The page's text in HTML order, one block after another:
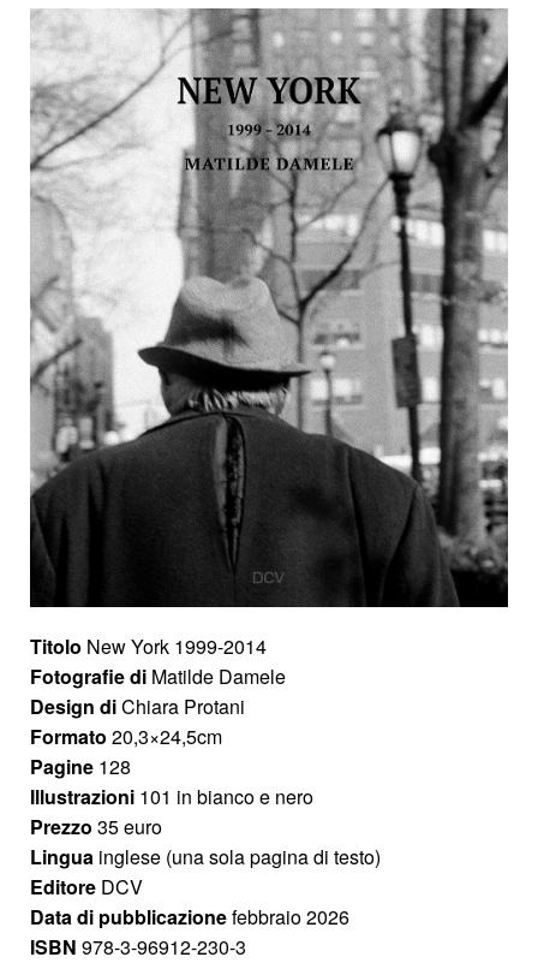
Titolo New York 1999-2014
Fotografie di Matilde Damele
Design diChiara Protani
Formato 20,3×24,5cm
Pagine 128
Illustrazioni 101 in bianco e nero
Prezzo 35 euro
Lingua inglese (una sola pagina di testo)
Editore DCV
Data di pubblicazionefebbraio 2026
ISBN 978-3-96912-230-3